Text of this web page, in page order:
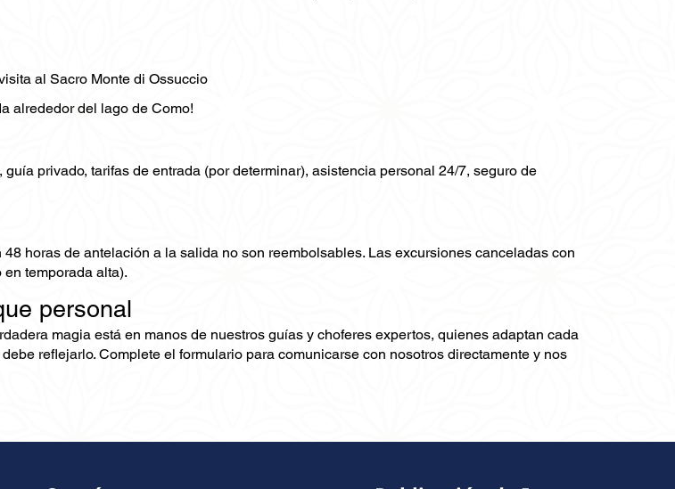
al Sacro Monte di Ossuccio
alrededor del lago de Como!
privado, tarifas de entrada (por determinar), asistencia personal 24/7, seguro de
horas de antelación a la salida no son reembolsables. Las excursiones canceladas con
temporada alta).
personal
magia está en manos de nuestros guías y choferes expertos, quienes adaptan cada
reflejarlo. Complete el formulario para comunicarse con nosotros directamente y nos